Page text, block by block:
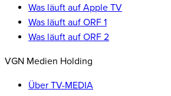
Was läuft auf Apple TV
Was läuft auf ORF 1
Was läuft auf ORF 2
VGN Medien Holding
Über TV-MEDIA